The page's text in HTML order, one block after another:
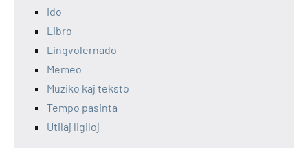
Ido
Libro
Lingvolernado
Memeo
Muziko kaj teksto
Tempo pasinta
Utilaj ligiloj